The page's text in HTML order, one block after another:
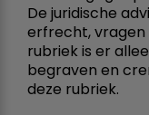
De juridische
erfrecht, vragen
rubriek is er
begraven en
deze rubriek.